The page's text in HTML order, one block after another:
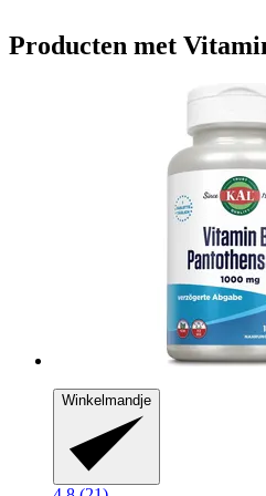
Producten met
Winkelmandje